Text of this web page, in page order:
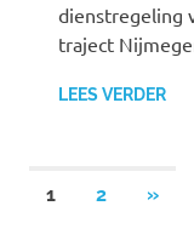
dienstregeling
traject
LEES VERDER
1 2 »